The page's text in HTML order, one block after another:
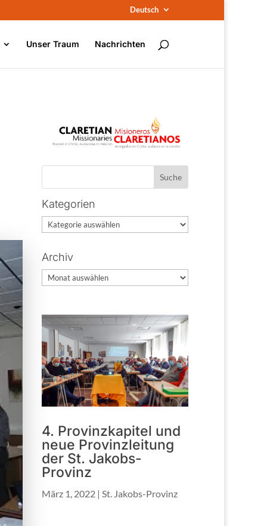
Deutsch
Unser Traum Nachrichten
Kategorien
Kategorien
Archiv
Archiv
4. Provinzkapitel und
neue Provinzleitung
der St. Jakobs-
Provinz
März 1, 2022 |St. Jakobs-Provinz